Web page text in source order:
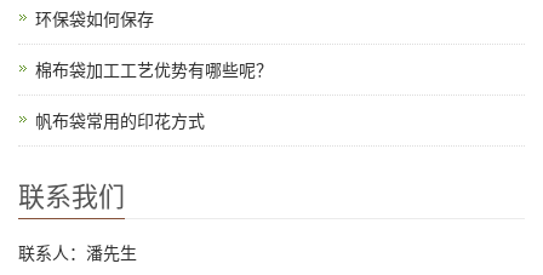
环保袋如何保存
棉布袋加工工艺优势有哪些呢？
帆布袋常用的印花方式
联系我们
联系人：潘先生